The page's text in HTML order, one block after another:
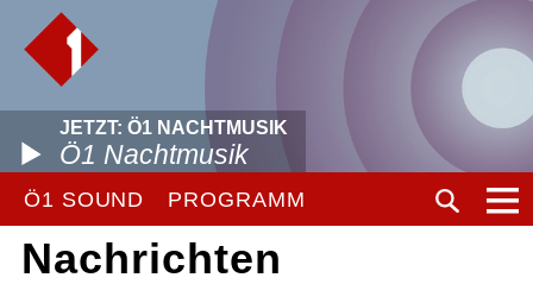
JETZT: Ö1 NACHTMUSIK
Ö1 Nachtmusik
Ö1 SOUND PROGRAMM
Nachrichten